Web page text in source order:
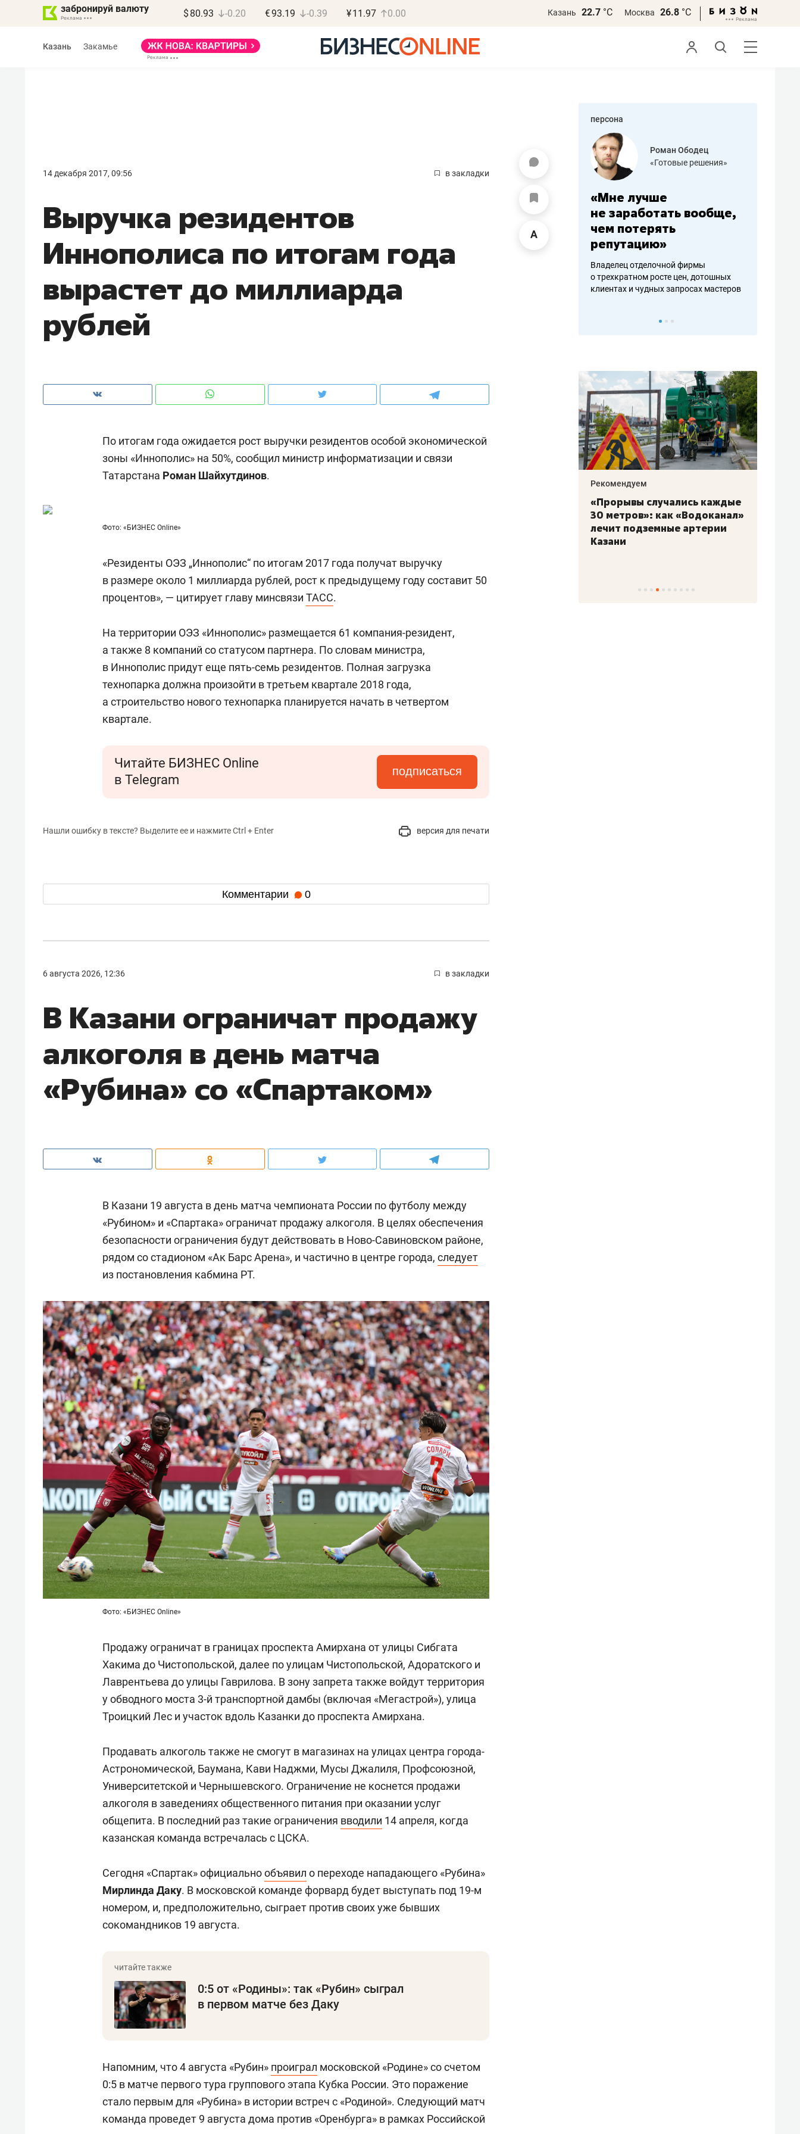
забронируй валюту $ 80.93 -0.20 €93.19 -0.39 ¥11.97 0.00 Казань 22.7 °С Москва 26.8 °С
Казань Закамье
14 декабря 2017, 09:56 в закладки
Выручка резидентов
Иннополиса по итогам года
вырастет до миллиарда
рублей
По итогам года ожидается рост выручки резидентов особой экономической
зоны «Иннополис» на 50%, сообщил министр информатизации и связи
Татарстана Роман Шайхутдинов.
Фото: «БИЗНЕС Online»
«Резиденты ОЭЗ „Иннополис“ по итогам 2017 года получат выручку
в размере около 1 миллиарда рублей, рост к предыдущему году составит 50
процентов», — цитирует главу минсвязи ТАСС.
На территории ОЭЗ «Иннополис» размещается 61 компания-резидент,
а также 8 компаний со статусом партнера. По словам министра,
в Иннополис придут еще пять-семь резидентов. Полная загрузка
технопарка должна произойти в третьем квартале 2018 года,
а строительство нового технопарка планируется начать в четвертом
квартале.
Читайте БИЗНЕС Online
в Telegram
подписаться
Нашли ошибку в тексте? Выделите ее и нажмите Ctrl + Enter версия для печати
Комментарии 0
6 августа 2026, 12:36 в закладки
В Казани ограничат продажу
алкоголя в день матча
«Рубина» со «Спартаком»
В Казани 19 августа в день матча чемпионата России по футболу между
«Рубином» и «Спартака» ограничат продажу алкоголя. В целях обеспечения
безопасности ограничения будут действовать в Ново-Савиновском районе,
рядом со стадионом «Ак Барс Арена», и частично в центре города, следует
из постановления кабмина РТ.
Фото: «БИЗНЕС Online»
Продажу ограничат в границах проспекта Амирхана от улицы Сибгата
Хакима до Чистопольской, далее по улицам Чистопольской, Адоратского и
Лаврентьева до улицы Гаврилова. В зону запрета также войдут территория
у обводного моста 3-й транспортной дамбы (включая «Мегастрой»), улица
Троицкий Лес и участок вдоль Казанки до проспекта Амирхана.
Продавать алкоголь также не смогут в магазинах на улицах центра города-
Астрономической, Баумана, Кави Наджми, Мусы Джалиля, Профсоюзной,
Университетской и Чернышевского. Ограничение не коснется продажи
алкоголя в заведениях общественного питания при оказании услуг
общепита. В последний раз такие ограничения вводили 14 апреля, когда
казанская команда встречалась с ЦСКА.
Сегодня «Спартак» официальнообъявил о переходе нападающего «Рубина»
Мирлинда Даку. В московской команде форвард будет выступать под 19-м
номером, и, предположительно, сыграет против своих уже бывших
сокомандников 19 августа.
0:5 от «Родины»: так «Рубин» сыграл
в первом матче без Даку
Напомним, что 4 августа «Рубин» проиграл московской «Родине» со счетом
0:5 в матче первого тура группового этапа Кубка России. Это поражение
стало первым для «Рубина» в истории встреч с «Родиной». Следующий матч
команда проведет 9 августа дома против «Оренбурга» в рамках Российской
персона
«Не зная местных
потерять минимум
Как бизнесу выйти на зарубежные
Роман Ободец
«Готовые решения»
«Мне лучше
не заработать вообще,
чем потерять
репутацию»
Владелец отделочной фирмы
о трехкратном росте цен, дотошных
клиентах и чудных запросах мастеров
безопасность в ЖК «Нова»
Рекомендуем Рекомендуем
«Прорывы случались каждые
30 метров»: как «Водоканал»
лечит подземные артерии
Казани